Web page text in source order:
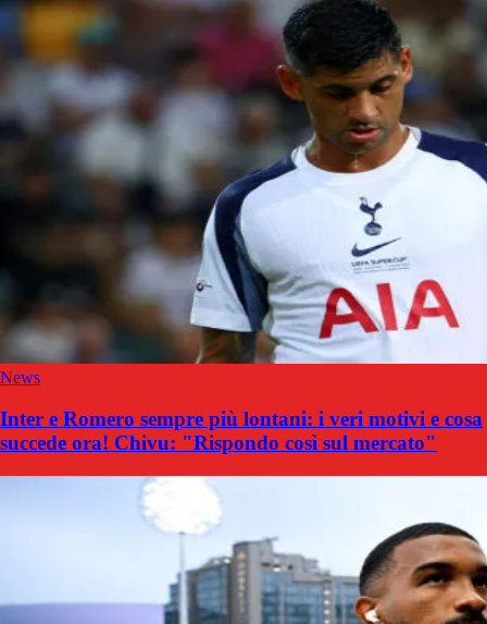
News
Inter e Romero sempre più lontani: i veri motivi e cosa
succede ora! Chivu: "Rispondo così sul mercato"